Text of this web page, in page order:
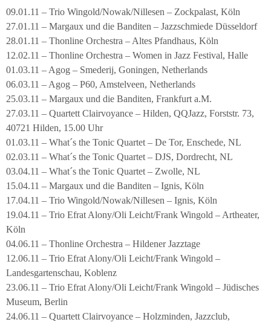
09.01.11 – Trio Wingold/Nowak/Nillesen – Zockpalast, Köln
27.01.11 – Margaux und die Banditen – Jazzschmiede Düsseldorf
28.01.11 – Thonline Orchestra – Altes Pfandhaus, Köln
12.02.11 – Thonline Orchestra – Women in Jazz Festival, Halle
01.03.11 – Agog – Smederij, Goningen, Netherlands
06.03.11 – Agog – P60, Amstelveen, Netherlands
25.03.11 – Margaux und die Banditen, Frankfurt a.M.
27.03.11 – Quartett Clairvoyance – Hilden, QQJazz, Forststr. 73,
40721 Hilden, 15.00 Uhr
01.03.11 – What´s the Tonic Quartet – De Tor, Enschede, NL
02.03.11 – What´s the Tonic Quartet – DJS, Dordrecht, NL
03.04.11 – What´s the Tonic Quartet – Zwolle, NL
15.04.11 – Margaux und die Banditen – Ignis, Köln
17.04.11 – Trio Wingold/Nowak/Nillesen – Ignis, Köln
19.04.11 – Trio Efrat Alony/Oli Leicht/Frank Wingold – Artheater,
Köln
04.06.11 – Thonline Orchestra – Hildener Jazztage
12.06.11 – Trio Efrat Alony/Oli Leicht/Frank Wingold –
Landesgartenschau, Koblenz
23.06.11 – Trio Efrat Alony/Oli Leicht/Frank Wingold – Jüdisches
Museum, Berlin
24.06.11 – Quartett Clairvoyance – Holzminden, Jazzclub,